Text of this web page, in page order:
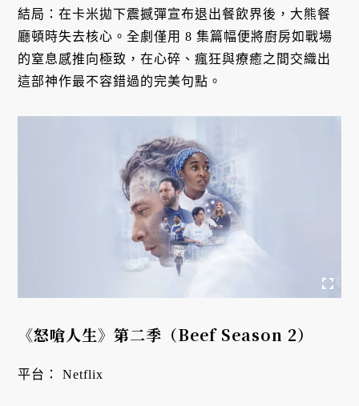
結局：在卡米拋下震撼彈宣布退出餐飲界後，大熊餐
廳頓時失去核心。全劇僅用 8 集篇幅便將廚房如戰場
的窒息感推向極致，在心碎、瘋狂與療癒之間交織出
這部神作最不容錯過的完美句點。
《怒嗆人生》第二季（Beef Season 2）
平台： Netflix